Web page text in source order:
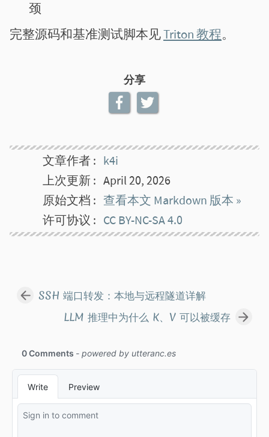
颈
完整源码和基准测试脚本见Triton 教程。
分享
文章作者
k4i
上次更新
April 20, 2026
原始文档
查看本文 Markdown 版本 »
许可协议
CC BY-NC-SA 4.0
SSH 端口转发：本地与远程隧道详解
LLM 推理中为什么 K、V 可以被缓存